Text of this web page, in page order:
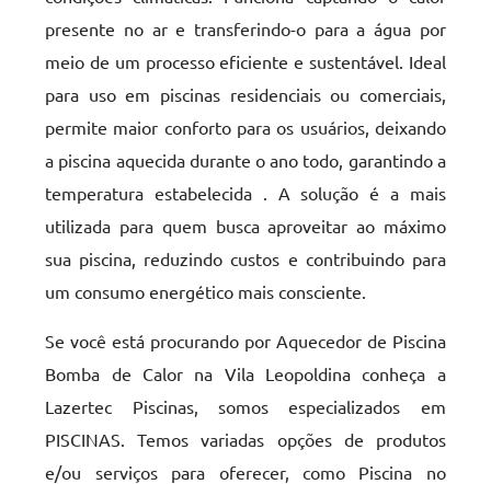
presente no ar e transferindo-o para a água por
meio de um processo eficiente e sustentável. Ideal
para uso em piscinas residenciais ou comerciais,
permite maior conforto para os usuários, deixando
a piscina aquecida durante o ano todo, garantindo a
temperatura estabelecida . A solução é a mais
utilizada para quem busca aproveitar ao máximo
sua piscina, reduzindo custos e contribuindo para
um consumo energético mais consciente.
Se você está procurando por Aquecedor de Piscina
Bomba de Calor na Vila Leopoldina conheça a
Lazertec Piscinas, somos especializados em
PISCINAS. Temos variadas opções de produtos
e/ou serviços para oferecer, como Piscina no